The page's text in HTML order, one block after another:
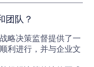
团队？
略决策监督提供了一
利进行，并与企业文